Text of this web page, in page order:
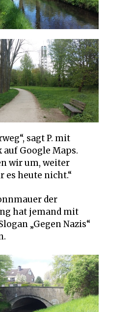
sagt P. mit
Google Maps.
wir um, weiter
es heute nicht.“
der
hat jemand mit
„Gegen Nazis“